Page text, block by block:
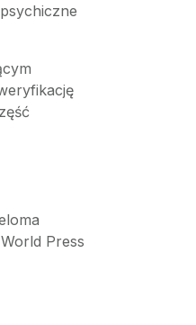
Press